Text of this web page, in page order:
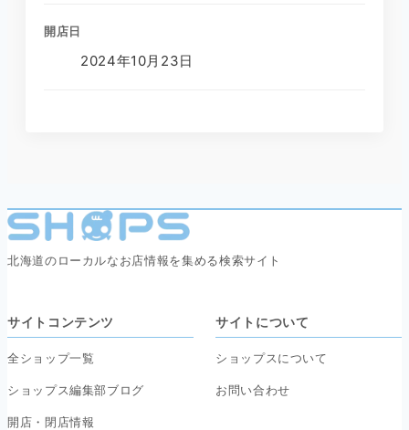
開店日
2024年10月23日
北海道のローカルなお店情報を集める検索サイト
サイトコンテンツ
全ショップ一覧
ショップス編集部ブログ
開店・閉店情報
サイトについて
ショップスについて
お問い合わせ